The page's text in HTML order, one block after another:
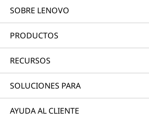
SOBRE LENOVO
PRODUCTOS
RECURSOS
SOLUCIONES PARA
AYUDA AL CLIENTE